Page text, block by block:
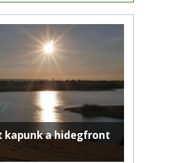
kapunk a hidegfront